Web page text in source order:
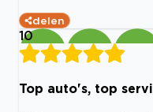
delen
10
Top auto's, top